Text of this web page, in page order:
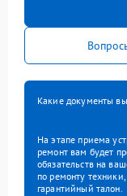
Какие документы
На этапе приема
ремонт вам будет
обязательств на
по ремонту
гарантийный талон.